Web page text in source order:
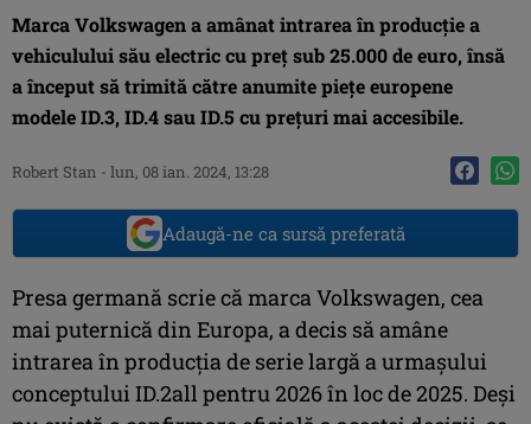
Marca Volkswagen a amânat intrarea în producție a
vehiculului său electric cu preț sub 25.000 de euro, însă
a început să trimită către anumite piețe europene
modele ID.3, ID.4 sau ID.5 cu prețuri mai accesibile.
Robert Stan - lun, 08 ian. 2024, 13:28
Adaugă-ne ca sursă preferată
Presa germană scrie că marca Volkswagen, cea
mai puternică din Europa, a decis să amâne
intrarea în producția de serie largă a urmașului
conceptului ID.2all pentru 2026 în loc de 2025. Deși